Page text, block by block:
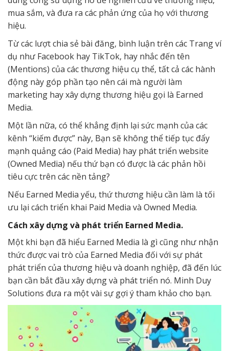
mua sắm, và đưa ra các phản ứng của họ với thương
hiệu.
Từ các lượt chia sẻ bài đăng, bình luận trên các Trang ví
dụ như Facebook hay TikTok, hay nhắc đến tên
(Mentions) của các thương hiệu cụ thể, tất cả các hành
động này góp phần tạo nên cái mà người làm
marketing hay xây dựng thương hiệu gọi là Earned
Media.
Một lần nữa, có thể khẳng định lại sức mạnh của các
kênh “kiếm được” này, Bạn sẽ không thể tiếp tục đẩy
mạnh quảng cáo (Paid Media) hay phát triển website
(Owned Media) nếu thứ bạn có được là các phản hồi
tiêu cực trên các nền tảng?
Nếu Earned Media yếu, thứ thương hiệu cần làm là tối
ưu lại cách triển khai Paid Media và Owned Media.
Cách xây dựng và phát triển Earned Media.
Một khi bạn đã hiểu Earned Media là gì cũng như nhận
thức được vai trò của Earned Media đối với sự phát
phát triển của thương hiệu và doanh nghiệp, đã đến lúc
bạn cần bắt đầu xây dựng và phát triển nó. Minh Duy
Solutions đưa ra một vài sự gợi ý tham khảo cho bạn.